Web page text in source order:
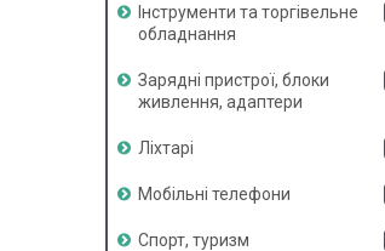
Інструменти та торгівельне
обладнання
Зарядні пристрої, блоки
живлення, адаптери
Ліхтарі
Мобільні телефони
Спорт, туризм